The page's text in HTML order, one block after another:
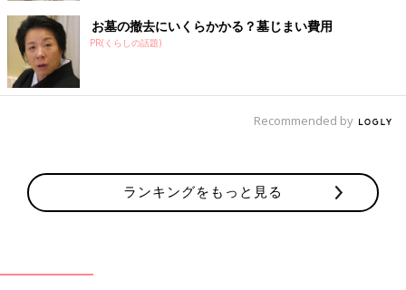
出典：Instagramアカウント「mnc__mm12」
お墓の撤去にいくらかかる？墓じまい費用
PR(くらしの話題)
Recommended by
ランキングをもっと見る